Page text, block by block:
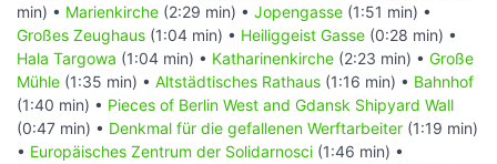
min) • Marienkirche (2:29 min) • Jopengasse (1:51 min) •
Großes Zeughaus (1:04 min) • Heiliggeist Gasse (0:28 min) •
Hala Targowa (1:04 min) • Katharinenkirche (2:23 min) • Große
Mühle (1:35 min) • Altstädtisches Rathaus (1:16 min) • Bahnhof
(1:40 min) • Pieces of Berlin West and Gdansk Shipyard Wall
(0:47 min) • Denkmal für die gefallenen Werftarbeiter (1:19 min)
• Europäisches Zentrum der Solidarnosci (1:46 min) •